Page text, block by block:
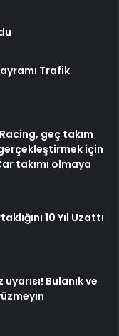
Trafik
geç takım
için
takımı olmaya
10 Yıl Uzattı
Bulanık ve